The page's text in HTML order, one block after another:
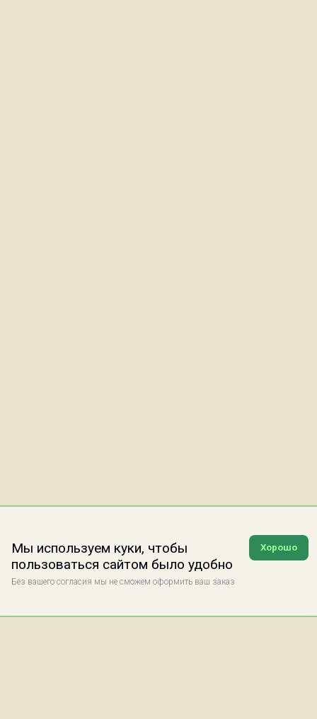
Хорошо
Мы используем куки, чтобы
пользоваться сайтом было удобно
Без вашего согласия мы не сможем оформить ваш заказ